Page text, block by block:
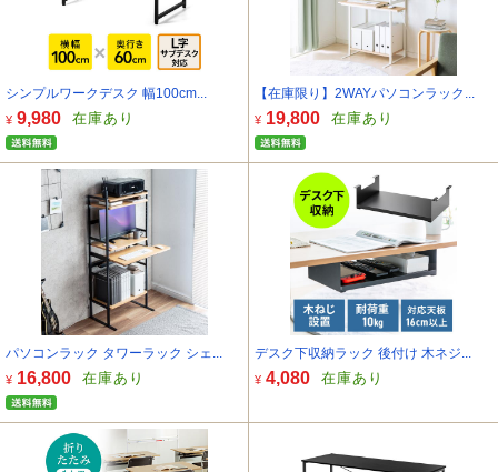
シンプルワークデスク 幅100cm...
¥ 9,980 在庫あり
【在庫限り】2WAYパソコンラック...
¥ 19,800 在庫あり
パソコンラック タワーラック シェ...
¥ 16,800 在庫あり
デスク下収納ラック 後付け 木ネジ...
¥ 4,080 在庫あり